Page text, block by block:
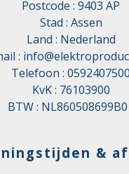
Postcode : 9403 AP
Stad : Assen
Land : Nederland
:
Telefoon : 0592407500
KvK : 76103900
BTW :
&